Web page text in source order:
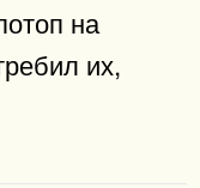
на
их,